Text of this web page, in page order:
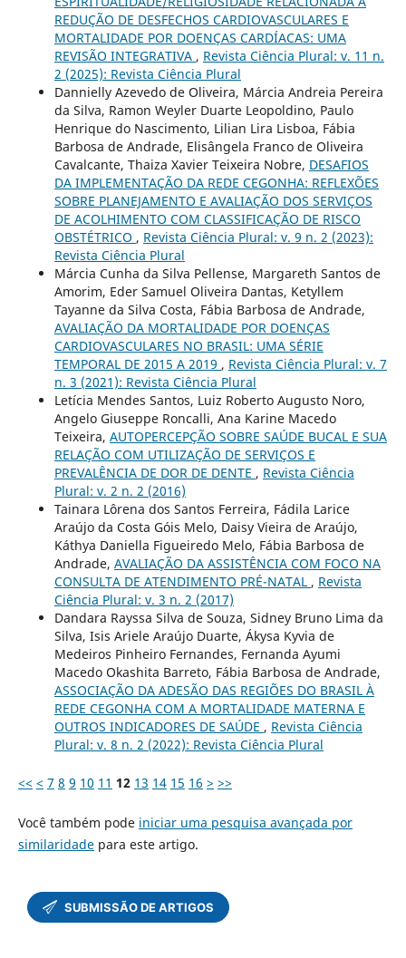
REDUÇÃO DE DESFECHOS CARDIOVASCULARES E
MORTALIDADE POR DOENÇAS CARDÍACAS: UMA
REVISÃO INTEGRATIVA , Revista Ciência Plural: v. 11 n.
2 (2025): Revista Ciência Plural
Dannielly Azevedo de Oliveira, Márcia Andreia Pereira
da Silva, Ramon Weyler Duarte Leopoldino, Paulo
Henrique do Nascimento, Lilian Lira Lisboa, Fábia
Barbosa de Andrade, Elisângela Franco de Oliveira
Cavalcante, Thaiza Xavier Teixeira Nobre, DESAFIOS
DA IMPLEMENTAÇÃO DA REDE CEGONHA: REFLEXÕES
SOBRE PLANEJAMENTO E AVALIAÇÃO DOS SERVIÇOS
DE ACOLHIMENTO COM CLASSIFICAÇÃO DE RISCO
OBSTÉTRICO , Revista Ciência Plural: v. 9 n. 2 (2023):
Revista Ciência Plural
Márcia Cunha da Silva Pellense, Margareth Santos de
Amorim, Eder Samuel Oliveira Dantas, Ketyllem
Tayanne da Silva Costa, Fábia Barbosa de Andrade,
AVALIAÇÃO DA MORTALIDADE POR DOENÇAS
CARDIOVASCULARES NO BRASIL: UMA SÉRIE
TEMPORAL DE 2015 A 2019 , Revista Ciência Plural: v. 7
n. 3 (2021): Revista Ciência Plural
Letícia Mendes Santos, Luiz Roberto Augusto Noro,
Angelo Giuseppe Roncalli, Ana Karine Macedo
Teixeira, AUTOPERCEPÇÃO SOBRE SAÚDE BUCAL E SUA
RELAÇÃO COM UTILIZAÇÃO DE SERVIÇOS E
PREVALÊNCIA DE DOR DE DENTE , Revista Ciência
Plural: v. 2 n. 2 (2016)
Tainara Lôrena dos Santos Ferreira, Fádila Larice
Araújo da Costa Góis Melo, Daisy Vieira de Araújo,
Káthya Daniella Figueiredo Melo, Fábia Barbosa de
Andrade, AVALIAÇÃO DA ASSISTÊNCIA COM FOCO NA
CONSULTA DE ATENDIMENTO PRÉ-NATAL , Revista
Ciência Plural: v. 3 n. 2 (2017)
Dandara Rayssa Silva de Souza, Sidney Bruno Lima da
Silva, Isis Ariele Araújo Duarte, Ákysa Kyvia de
Medeiros Pinheiro Fernandes, Fernanda Ayumi
Macedo Okashita Barreto, Fábia Barbosa de Andrade,
ASSOCIAÇÃO DA ADESÃO DAS REGIÕES DO BRASIL À
REDE CEGONHA COM A MORTALIDADE MATERNA E
OUTROS INDICADORES DE SAÚDE , Revista Ciência
Plural: v. 8 n. 2 (2022): Revista Ciência Plural
<< < 7 8 9 10 11 12 13 14 15 16 > >>
Você também pode iniciar uma pesquisa avançada por
similaridadepara este artigo.